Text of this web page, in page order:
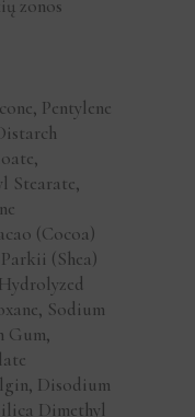
zonos
Pentylene
Stearate,
(Cocoa)
(Shea)
Sodium
Gum,
Disodium
Dimethyl